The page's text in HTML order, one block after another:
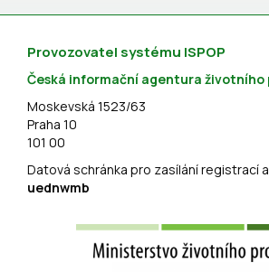
Provozovatel systému ISPOP
Česká informační agentura
Moskevská 1523/63
Praha 10
101 00
Datová schránka pro zasílání registrací
uednwmb